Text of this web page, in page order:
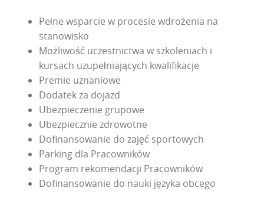
Pełne wsparcie w procesie wdrożenia na
stanowisko
Możliwość uczestnictwa w szkoleniach i
kursach uzupełniających kwalifikacje
Premie uznaniowe
Dodatek za dojazd
Ubezpieczenie grupowe
Ubezpiecznie zdrowotne
Dofinansowanie do zajęć sportowych
Parking dla Pracowników
Program rekomendacji Pracowników
Dofinansowanie do nauki języka obcego